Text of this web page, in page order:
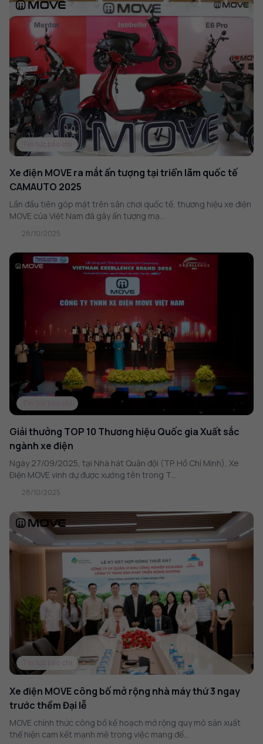
Xe điện MOVE ra mắt ấn tượng tại triển lãm quốc tế
CAMAUTO 2025
Lần đầu tiên góp mặt trên sân chơi quốc tế, thương hiệu xe điện
MOVE của Việt Nam đã gây ấn tượng mạ...
28/10/2025
Giải thưởng TOP 10 Thương hiệu Quốc gia Xuất sắc
ngành xe điện
Ngày 27/09/2025, tại Nhà hát Quân đội (TP. Hồ Chí Minh), Xe
Điện MOVE vinh dự được xướng tên trong T...
28/10/2025
Tin tức báo chí
Xe điện MOVE công bố mở rộng nhà máy thứ 3 ngay
trước thềm Đại lễ
MOVE chính thức công bố kế hoạch mở rộng quy mô sản xuất
thể hiện cam kết mạnh mẽ trong việc mang đế...